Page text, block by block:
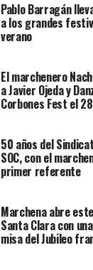
Pablo Barragán
a los grandes
verano
El marchenero
a Javier Ojeda y
Corbones Fest el
50 años del
SOC, con el
primer referente
Marchena abre
Santa Clara con
misa del Jubileo